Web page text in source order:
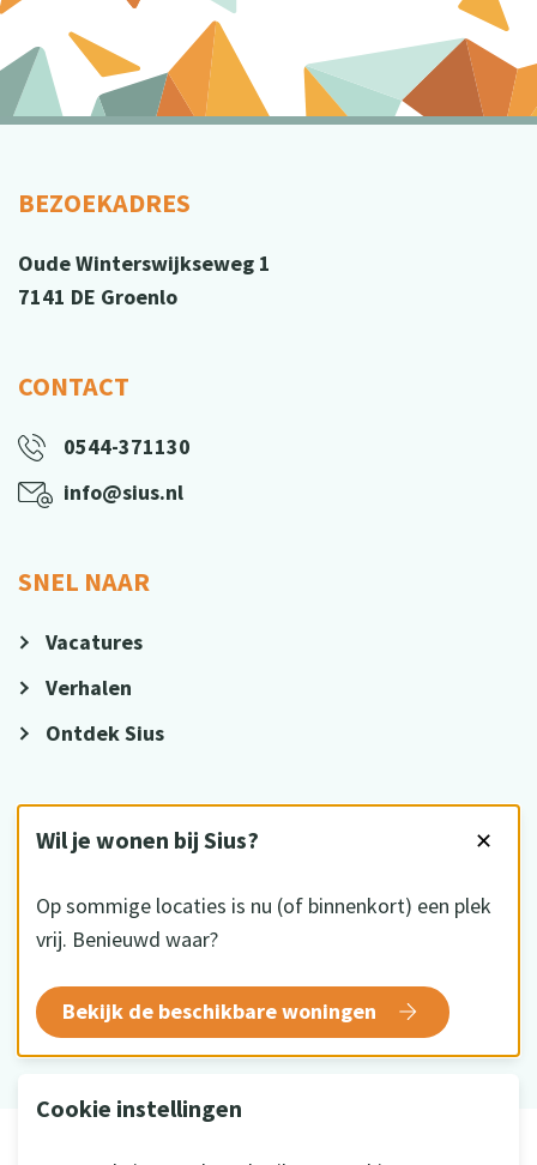
Wil je wonen bij Sius? ✕
Op sommige locaties is nu (of binnenkort) een plek
vrij. Benieuwd waar?
Bekijk de beschikbare woningen
Cookie instellingen
BEZOEKADRES
Oude Winterswijkseweg 1
7141 DE Groenlo
CONTACT
0544-371130
info@sius.nl
SNEL NAAR
Vacatures
Verhalen
Ontdek Sius
HKZ gecertificeerd